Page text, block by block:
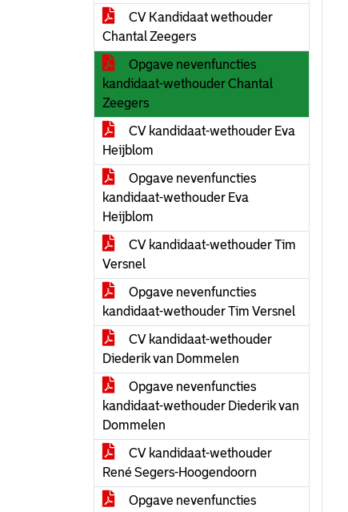
CV Kandidaat wethouder
Chantal Zeegers
Opgave nevenfuncties
kandidaat-wethouder Chantal
Zeegers
CV kandidaat-wethouder Eva
Heijblom
Opgave nevenfuncties
kandidaat-wethouder Eva
Heijblom
CV kandidaat-wethouder Tim
Versnel
Opgave nevenfuncties
kandidaat-wethouder Tim Versnel
CV kandidaat-wethouder
Diederik van Dommelen
Opgave nevenfuncties
kandidaat-wethouder Diederik van
Dommelen
CV kandidaat-wethouder
René Segers-Hoogendoorn
Opgave nevenfuncties